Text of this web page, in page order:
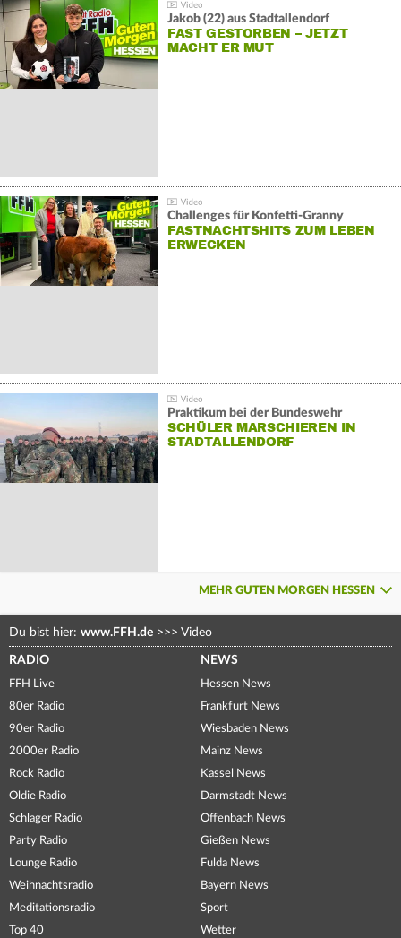
Jakob (22) aus Stadtallendorf
FAST GESTORBEN – JETZT
MACHT ER MUT
Challenges für Konfetti-Granny
FASTNACHTSHITS ZUM LEBEN
ERWECKEN
Praktikum bei der Bundeswehr
SCHÜLER MARSCHIEREN IN
STADTALLENDORF
MEHR GUTEN MORGEN HESSEN
Du bist hier: www.FFH.de >>> Video
RADIO
FFH Live
80er Radio
90er Radio
2000er Radio
Rock Radio
Oldie Radio
Schlager Radio
Party Radio
Lounge Radio
Weihnachtsradio
Meditationsradio
Top 40
NEWS
Hessen News
Frankfurt News
Wiesbaden News
Mainz News
Kassel News
Darmstadt News
Offenbach News
Gießen News
Fulda News
Bayern News
Sport
Wetter